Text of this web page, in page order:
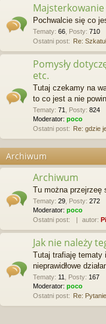
Pochwalcie się co
Tematy: 66 Posty: 710
Ostatni post: Re:
Pomysły
etc.
Tutaj czekamy na
to co jest a nie
Tematy: 71 Posty: 824
Moderator: poco
Ostatni post: Re: gdzie
Archiwum
Archiwum
Tu można przejrzeę
Tematy: 29 Posty: 272
Moderator: poco
Ostatni post:
autor:
Jak nie należy
Tutaj trafiaję tematy
nieprawidłowe
Tematy: 11 Posty: 167
Moderator: poco
Ostatni post: Re: